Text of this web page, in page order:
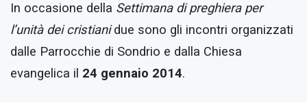
In occasione della Settimana di preghiera per
l’unità dei cristianidue sono gli incontri organizzati
dalle Parrocchie di Sondrio e dalla Chiesa
evangelica il 24 gennaio 2014.